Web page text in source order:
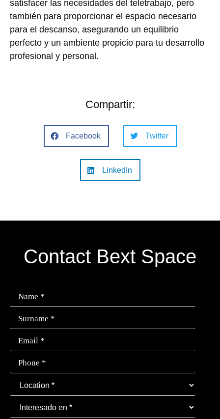
satisfacer las necesidades del teletrabajo, pero
también para proporcionar el espacio necesario
para el descanso, asegurando un equilibrio
perfecto y un ambiente propicio para tu desarrollo
profesional y personal.
Compartir:
Facebook Twitter
LinkedIn
Contact Bext Space